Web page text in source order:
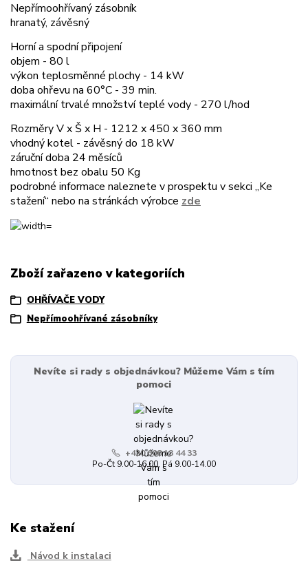
Nepřímoohřívaný zásobník
hranatý, závěsný
Horní a spodní připojení
objem - 80 l
výkon teplosměnné plochy - 14 kW
doba ohřevu na 60°C - 39 min.
maximální trvalé množství teplé vody - 270 l/hod
Rozměry V x Š x H - 1212 x 450 x 360 mm
vhodný kotel - závěsný do 18 kW
záruční doba 24 měsíců
hmotnost bez obalu 50 Kg
podrobné informace naleznete v prospektu v sekci „Ke
stažení“ nebo na stránkách výrobce zde
Zboží zařazeno v kategoriích
OHŘÍVAČE VODY
Nepřímoohřívané zásobníky
Nevíte si rady s objednávkou? Můžeme Vám s tím
pomoci
+420 608 13 44 33
Po-Čt 9.00-16.00, Pá 9.00-14.00
Ke stažení
Návod k instalaci